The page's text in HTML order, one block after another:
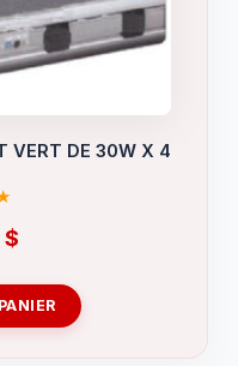
VERT DE 30W X 4
$